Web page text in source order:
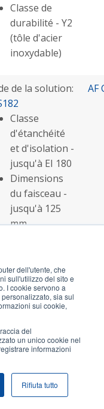
dell'utente, che
sull'utilizzo del sito e
I cookie servono a
sia sul
sui cookie,
del
un unico cookie nel
informazioni
Rifiuta tutto
Classe de
durabilité - Y2
(tôle d'acier
inoxydable)
de la solution:
Classe
d'étanchéité
et d'isolation -
jusqu'à EI 180
Dimensions
du faisceau -
jusqu'à 125
mm
(tôle d'acier
inoxydable)
AF
Classe
et d'isolation -
EI 120